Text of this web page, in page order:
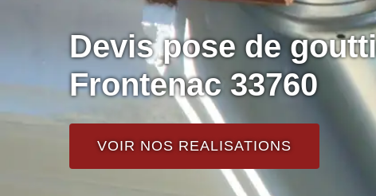
Devis pose de
Frontenac 33760
VOIR NOS REALISATIONS